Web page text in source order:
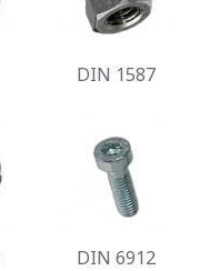
DIN 1587
DIN 6912